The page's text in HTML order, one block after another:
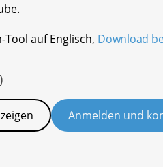
Tool auf Englisch, Download
Anmelden und